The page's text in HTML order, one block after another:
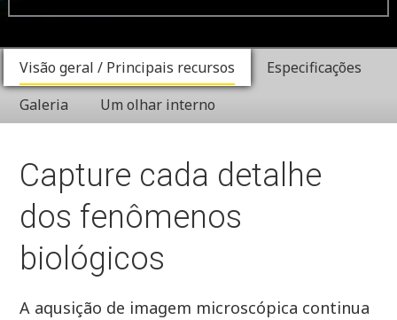
Visão geral / Principais recursos
Especificações
Galeria
Um olhar interno
Capture cada detalhe
dos fenômenos
biológicos
A aqusição de imagem microscópica continua